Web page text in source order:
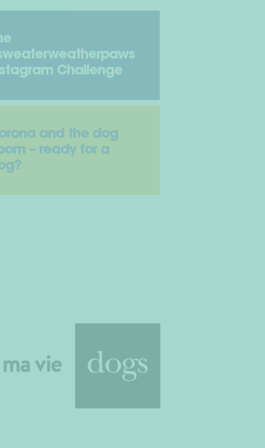
Challenge
and the dog
– ready for a